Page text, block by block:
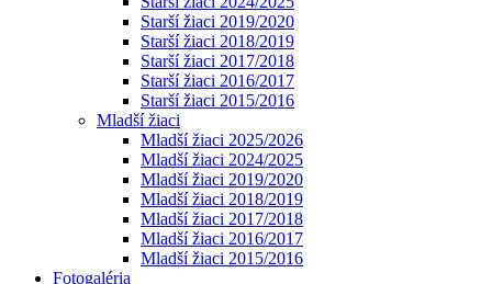
Starší žiaci 2019/2020
Starší žiaci 2018/2019
Starší žiaci 2017/2018
Starší žiaci 2016/2017
Starší žiaci 2015/2016
Mladší žiaci
Mladší žiaci 2025/2026
Mladší žiaci 2024/2025
Mladší žiaci 2019/2020
Mladší žiaci 2018/2019
Mladší žiaci 2017/2018
Mladší žiaci 2016/2017
Mladší žiaci 2015/2016
Fotogaléria